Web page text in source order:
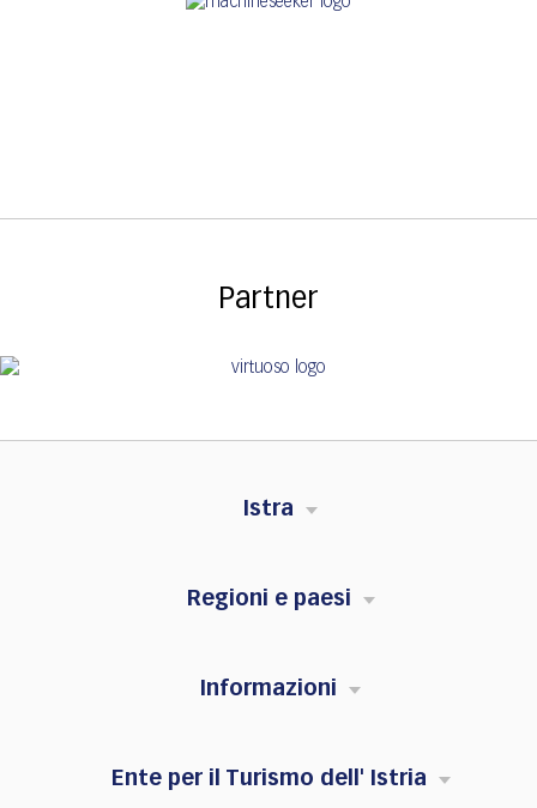
Partner
Istra
Regioni e paesi
Informazioni
Ente per il Turismo dell' Istria